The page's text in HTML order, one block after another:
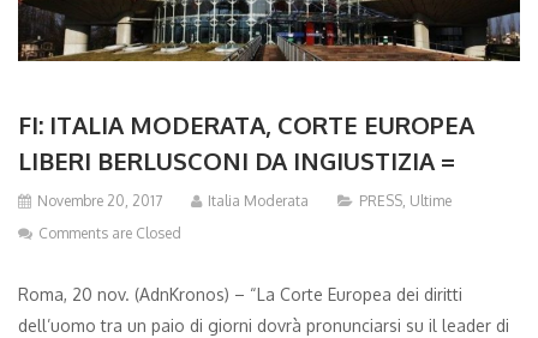
FI: ITALIA MODERATA, CORTE EUROPEA
LIBERI BERLUSCONI DA INGIUSTIZIA =
Novembre 20, 2017 Italia Moderata PRESS, Ultime
Comments are Closed
Roma, 20 nov. (AdnKronos) – “La Corte Europea dei diritti
dell’uomo tra un paio di giorni dovrà pronunciarsi su il leader di